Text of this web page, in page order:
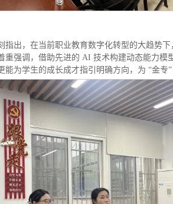
出，在当前职业教育数字化转型的大趋势
强调，借助先进的 AI 技术构建动态能力模
为学生的成长成才指引明确方向，为 “金专”